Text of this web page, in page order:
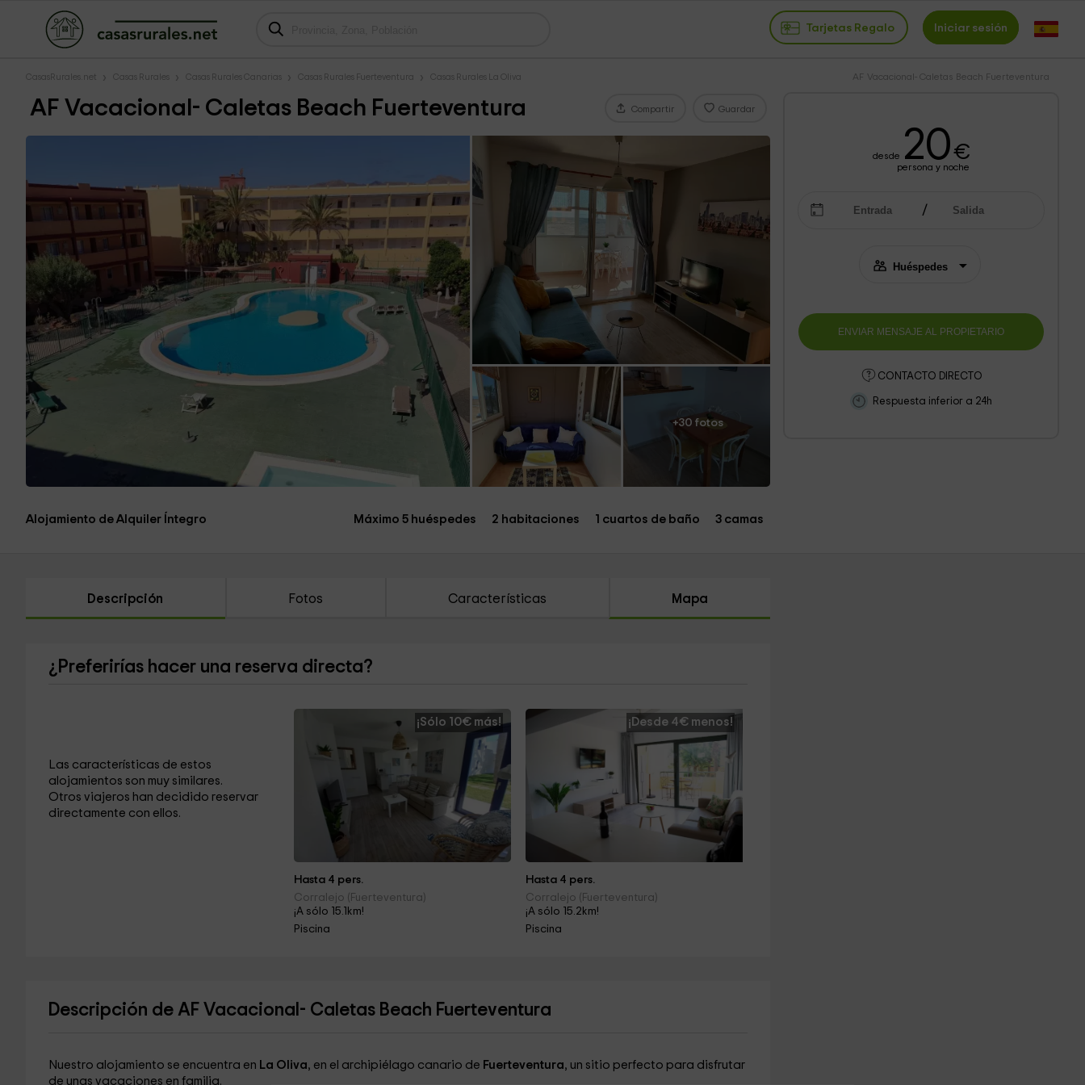
Tarjetas Regalo Iniciar sesión
CasasRurales.net Casas Rurales Casas Rurales Canarias Casas Rurales Fuerteventura Casas Rurales La Oliva AF Vacacional- Caletas Beach Fuerteventura
AF Vacacional- Caletas Beach Fuerteventura Compartir Guardar
+30 fotos
desde 20€
persona y noche
CONTACTO DIRECTO
Respuesta inferior a 24h
Alojamiento de Alquiler Íntegro Máximo 5 huéspedes 2 habitaciones 1 cuartos de baño 3 camas
Descripción Fotos Características Mapa
¿Preferirías hacer una reserva directa?
Las características de estos
alojamientos son muy similares.
Otros viajeros han decidido reservar
directamente con ellos.
¡Sólo 10€ más!
Hasta 4 pers.
Corralejo (Fuerteventura)
¡A sólo 15.1km!
Piscina
¡Desde 4€ menos!
Hasta 4 pers.
Corralejo (Fuerteventura)
¡A sólo 15.2km!
Piscina
Descripción de AF Vacacional- Caletas Beach Fuerteventura
Nuestro alojamiento se encuentra en La Oliva, en el archipiélago canario de Fuerteventura, un sitio perfecto para disfrutar
de unas vacaciones en familia.